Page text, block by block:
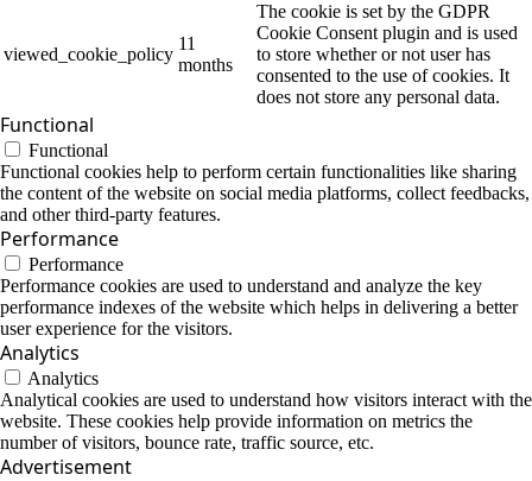
viewed_cookie_policy
11
months
The cookie is set by the GDPR
Cookie Consent plugin and is used
to store whether or not user has
consented to the use of cookies. It
does not store any personal data.
Functional
Functional
Functional cookies help to perform certain functionalities like sharing
the content of the website on social media platforms, collect feedbacks,
and other third-party features.
Performance
Performance
Performance cookies are used to understand and analyze the key
performance indexes of the website which helps in delivering a better
user experience for the visitors.
Analytics
Analytics
Analytical cookies are used to understand how visitors interact with the
website. These cookies help provide information on metrics the
number of visitors, bounce rate, traffic source, etc.
Advertisement